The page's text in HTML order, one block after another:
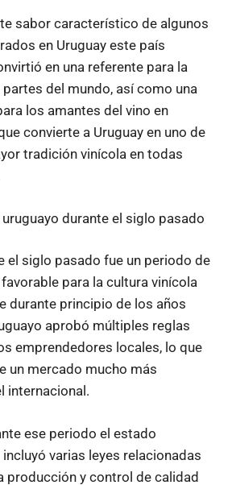
sabor característico de algunos
en Uruguay este país
en una referente para la
del mundo, así como una
los amantes del vino en
convierte a Uruguay en uno de
tradición vinícola en todas
durante el siglo pasado
el siglo pasado fue un periodo de
para la cultura vinícola
durante principio de los años
aprobó múltiples reglas
emprendedores locales, lo que
un mercado mucho más
internacional.
ese periodo el estado
varias leyes relacionadas
producción y control de calidad